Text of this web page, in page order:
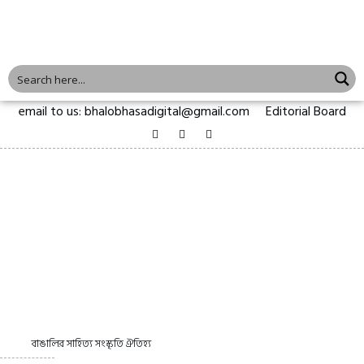
email to us: bhalobhasadigital@gmail.com Editorial Board
বাঙালির সাহিত্য সংস্কৃতি ঐতিহ্য